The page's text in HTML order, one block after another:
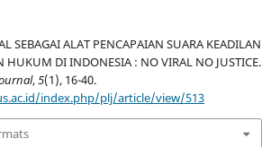
SEBAGAI ALAT PENCAPAIAN SUARA KEADILAN
HUKUM DI INDONESIA : NO VIRAL NO JUSTICE.
,5(1), 16-40.
index.php/plj/article/view/513